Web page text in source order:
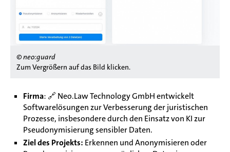
© neo:guard
Zum Vergrößern auf das Bild klicken.
Firma: 🔗 Neo.Law Technology GmbH entwickelt
Softwarelösungen zur Verbesserung der juristischen
Prozesse, insbesondere durch den Einsatz von KI zur
Pseudonymisierung sensibler Daten.
Ziel des Projekts: Erkennen und Anonymisieren oder